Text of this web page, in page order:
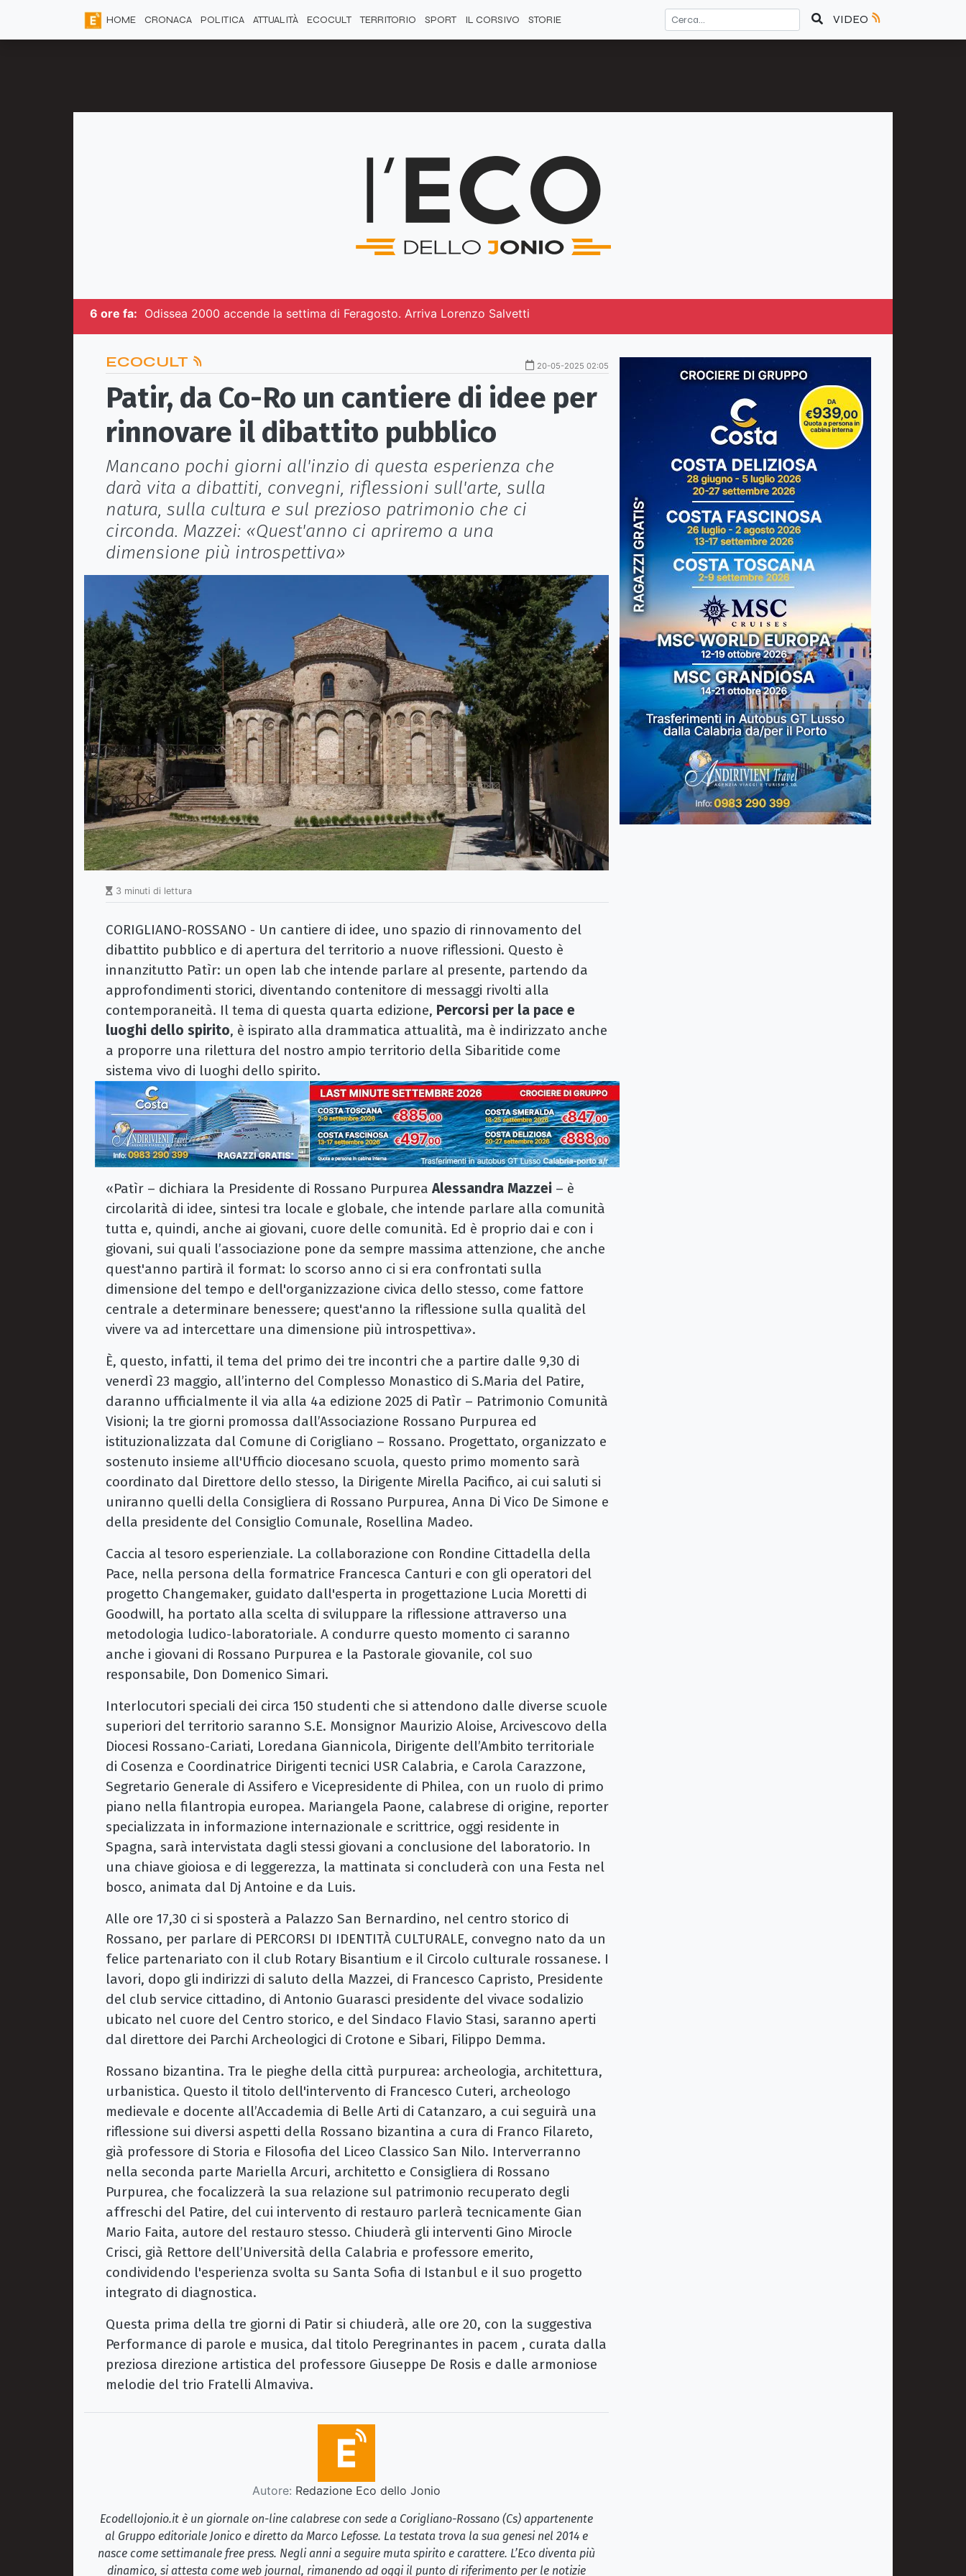
HOME CRONACA POLITICA ATTUALITÀ ECOCULT TERRITORIO SPORT IL CORSIVO STORIE VIDEO
6 ore fa: Odissea 2000 accende la settima di Feragosto. Arriva Lorenzo Salvetti
ECOCULT 20-05-2025 02:05
Patir, da Co-Ro un cantiere di idee per
rinnovare il dibattito pubblico
Mancano pochi giorni all'inzio di questa esperienza che
darà vita a dibattiti, convegni, riflessioni sull'arte, sulla
natura, sulla cultura e sul prezioso patrimonio che ci
circonda. Mazzei: «Quest'anno ci apriremo a una
dimensione più introspettiva»
3 minuti di lettura
CORIGLIANO-ROSSANO - Un cantiere di idee, uno spazio di rinnovamento del
dibattito pubblico e di apertura del territorio a nuove riflessioni. Questo è
innanzitutto Patìr: un open lab che intende parlare al presente, partendo da
approfondimenti storici, diventando contenitore di messaggi rivolti alla
contemporaneità. Il tema di questa quarta edizione, Percorsi per la pace e
luoghi dello spirito, è ispirato alla drammatica attualità, ma è indirizzato anche
a proporre una rilettura del nostro ampio territorio della Sibaritide come
sistema vivo di luoghi dello spirito.
«Patìr – dichiara la Presidente di Rossano Purpurea Alessandra Mazzei – è
circolarità di idee, sintesi tra locale e globale, che intende parlare alla comunità
tutta e, quindi, anche ai giovani, cuore delle comunità. Ed è proprio dai e con i
giovani, sui quali l’associazione pone da sempre massima attenzione, che anche
quest'anno partirà il format: lo scorso anno ci si era confrontati sulla
dimensione del tempo e dell'organizzazione civica dello stesso, come fattore
centrale a determinare benessere; quest'anno la riflessione sulla qualità del
vivere va ad intercettare una dimensione più introspettiva».
È, questo, infatti, il tema del primo dei tre incontri che a partire dalle 9,30 di
venerdì 23 maggio, all’interno del Complesso Monastico di S.Maria del Patire,
daranno ufficialmente il via alla 4a edizione 2025 di Patìr – Patrimonio Comunità
Visioni; la tre giorni promossa dall’Associazione Rossano Purpurea ed
istituzionalizzata dal Comune di Corigliano – Rossano. Progettato, organizzato e
sostenuto insieme all'Ufficio diocesano scuola, questo primo momento sarà
coordinato dal Direttore dello stesso, la Dirigente Mirella Pacifico, ai cui saluti si
uniranno quelli della Consigliera di Rossano Purpurea, Anna Di Vico De Simone e
della presidente del Consiglio Comunale, Rosellina Madeo.
Caccia al tesoro esperienziale. La collaborazione con Rondine Cittadella della
Pace, nella persona della formatrice Francesca Canturi e con gli operatori del
progetto Changemaker, guidato dall'esperta in progettazione Lucia Moretti di
Goodwill, ha portato alla scelta di sviluppare la riflessione attraverso una
metodologia ludico-laboratoriale. A condurre questo momento ci saranno
anche i giovani di Rossano Purpurea e la Pastorale giovanile, col suo
responsabile, Don Domenico Simari.
Interlocutori speciali dei circa 150 studenti che si attendono dalle diverse scuole
superiori del territorio saranno S.E. Monsignor Maurizio Aloise, Arcivescovo della
Diocesi Rossano-Cariati, Loredana Giannicola, Dirigente dell’Ambito territoriale
di Cosenza e Coordinatrice Dirigenti tecnici USR Calabria, e Carola Carazzone,
Segretario Generale di Assifero e Vicepresidente di Philea, con un ruolo di primo
piano nella filantropia europea. Mariangela Paone, calabrese di origine, reporter
specializzata in informazione internazionale e scrittrice, oggi residente in
Spagna, sarà intervistata dagli stessi giovani a conclusione del laboratorio. In
una chiave gioiosa e di leggerezza, la mattinata si concluderà con una Festa nel
bosco, animata dal Dj Antoine e da Luis.
Alle ore 17,30 ci si sposterà a Palazzo San Bernardino, nel centro storico di
Rossano, per parlare di PERCORSI DI IDENTITÀ CULTURALE, convegno nato da un
felice partenariato con il club Rotary Bisantium e il Circolo culturale rossanese. I
lavori, dopo gli indirizzi di saluto della Mazzei, di Francesco Capristo, Presidente
del club service cittadino, di Antonio Guarasci presidente del vivace sodalizio
ubicato nel cuore del Centro storico, e del Sindaco Flavio Stasi, saranno aperti
dal direttore dei Parchi Archeologici di Crotone e Sibari, Filippo Demma.
Rossano bizantina. Tra le pieghe della città purpurea: archeologia, architettura,
urbanistica. Questo il titolo dell'intervento di Francesco Cuteri, archeologo
medievale e docente all’Accademia di Belle Arti di Catanzaro, a cui seguirà una
riflessione sui diversi aspetti della Rossano bizantina a cura di Franco Filareto,
già professore di Storia e Filosofia del Liceo Classico San Nilo. Interverranno
nella seconda parte Mariella Arcuri, architetto e Consigliera di Rossano
Purpurea, che focalizzerà la sua relazione sul patrimonio recuperato degli
affreschi del Patire, del cui intervento di restauro parlerà tecnicamente Gian
Mario Faita, autore del restauro stesso. Chiuderà gli interventi Gino Mirocle
Crisci, già Rettore dell’Università della Calabria e professore emerito,
condividendo l'esperienza svolta su Santa Sofia di Istanbul e il suo progetto
integrato di diagnostica.
Questa prima della tre giorni di Patir si chiuderà, alle ore 20, con la suggestiva
Performance di parole e musica, dal titolo Peregrinantes in pacem , curata dalla
preziosa direzione artistica del professore Giuseppe De Rosis e dalle armoniose
melodie del trio Fratelli Almaviva.
Autore: Redazione Eco dello Jonio
Ecodellojonio.it è un giornale on-line calabrese con sede a Corigliano-Rossano (Cs) appartenente
al Gruppo editoriale Jonico e diretto da Marco Lefosse. La testata trova la sua genesi nel 2014 e
nasce come settimanale free press. Negli anni a seguire muta spirito e carattere. L’Eco diventa più
dinamico, si attesta come web journal, rimanendo ad oggi il punto di riferimento per le notizie